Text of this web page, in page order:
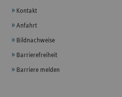
Kontakt
Anfahrt
Bildnachweise
Barrierefreiheit
Barriere melden